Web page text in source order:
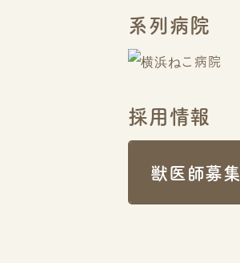
系列病院
採用情報
獣医師募集